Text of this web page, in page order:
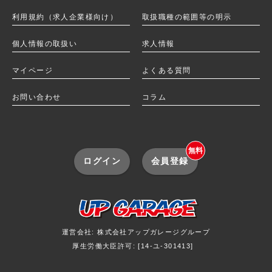
利用規約（求人企業様向け） 取扱職種の範囲等の明示
個人情報の取扱い 求人情報
マイページ よくある質問
お問い合わせ コラム
ログイン 会員登録
無料
運営会社: 株式会社アップガレージグループ
厚生労働大臣許可: [14-ユ-301413]